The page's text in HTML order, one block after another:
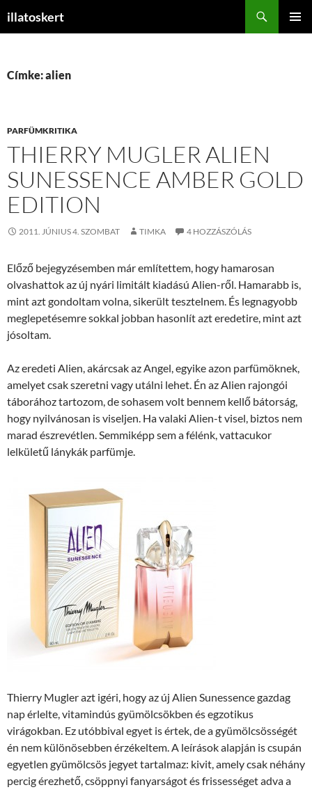
illatoskert
Címke: alien
PARFÜMKRITIKA
THIERRY MUGLER ALIEN
SUNESSENCE AMBER GOLD
EDITION
2011. JÚNIUS 4. SZOMBAT TIMKA 4 HOZZÁSZÓLÁS
Előző bejegyzésemben már említettem, hogy hamarosan
olvashattok az új nyári limitált kiadású Alien-ről. Hamarabb is,
mint azt gondoltam volna, sikerült tesztelnem. És legnagyobb
meglepetésemre sokkal jobban hasonlít azt eredetire, mint azt
jósoltam.
Az eredeti Alien, akárcsak az Angel, egyike azon parfümöknek,
amelyet csak szeretni vagy utálni lehet. Én az Alien rajongói
táborához tartozom, de sohasem volt bennem kellő bátorság,
hogy nyilvánosan is viseljen. Ha valaki Alien-t visel, biztos nem
marad észrevétlen. Semmiképp sem a félénk, vattacukor
lelkületű lánykák parfümje.
Thierry Mugler azt igéri, hogy az új Alien Sunessence gazdag
nap érlelte, vitamindús gyümölcsökben és egzotikus
virágokban. Ez utóbbival egyet is értek, de a gyümölcsösségét
én nem különösebben érzékeltem. A leírások alapján is csupán
egyetlen gyümölcsös jegyet tartalmaz: kivit, amely csak néhány
percig érezhető, csöppnyi fanyarságot és frissességet adva a